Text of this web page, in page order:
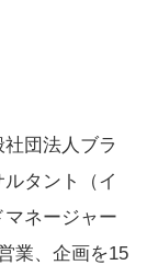
団法人ブラ
タント（イ
ネージャー
業、企画を15